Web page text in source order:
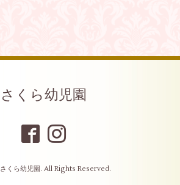
さくら幼児園
さくら幼児園. All Rights Reserved.